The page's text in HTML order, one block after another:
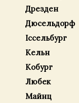
Дрезден
Дюсельдорф
Іссельбург
Кельн
Кобург
Любек
Майнц